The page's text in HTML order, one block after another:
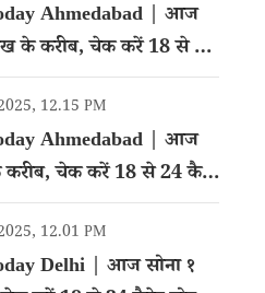
Ahmedabad | आज
के करीब, चेक करें 18 से 24
12.15 PM
Ahmedabad | आज
करीब, चेक करें 18 से 24 कैरेट
12.01 PM
Delhi | आज सोना १